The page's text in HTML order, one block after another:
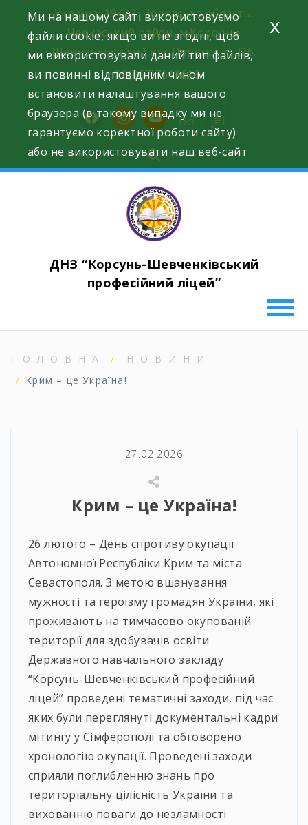
content
Україна, 19402, Черкаська область,
Черкаський район, м.Корсунь-
Шевченківський вул.Перемоги, 226.
+38(067)7619618
facebookinstagram
youtube
ДНЗ “Корсунь-Шевченківський
професійний ліцей”
ГОЛОВНА
НОВИНИ
Крим – це Україна!
27.02.2026
Крим – це Україна!
26 лютого – День спротиву окупації
Автономної Республіки Крим та міста
Севастополя. З метою вшанування
мужності та героїзму громадян України, які
проживають на тимчасово окупованій
території для здобувачів освіти
Державного навчального закладу
“Корсунь-Шевченківський професійний
ліцей” проведені тематичні заходи, під час
яких були переглянуті документальні кадри
мітингу у Сімферополі та обговорено
хронологію окупації. Проведені заходи
сприяли поглибленню знань про
територіальну цілісність України та
вихованню поваги до незламності
Ми на нашому сайті використовуємо
файли cookie, якщо ви не згодні, щоб
ми використовували даний тип файлів,
ви повинні відповідним чином
встановити налаштування вашого
браузера (в такому випадку ми не
гарантуємо коректної роботи сайту)
або не використовувати наш веб-сайт
x